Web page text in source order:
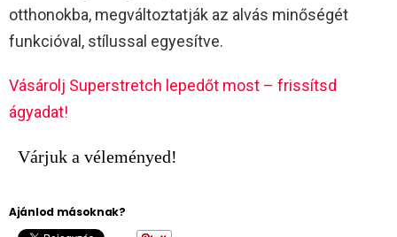
otthonokba, megváltoztatják az alvás minőségét
funkcióval, stílussal egyesítve.
Vásárolj Superstretch lepedőt most – frissítsd
ágyadat!
Várjuk a véleményed!
Ajánlod másoknak?